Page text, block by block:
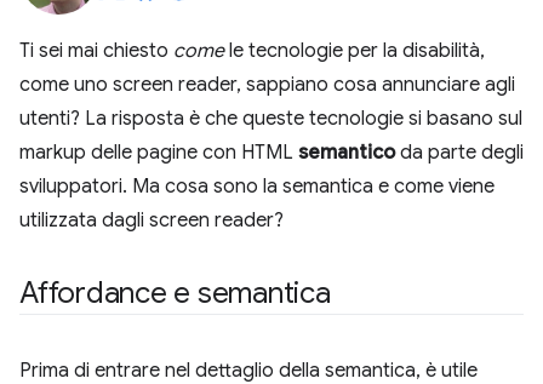
Ti sei mai chiesto comele tecnologie per la disabilità,
come uno screen reader, sappiano cosa annunciare agli
utenti? La risposta è che queste tecnologie si basano sul
markup delle pagine con HTML semanticoda parte degli
sviluppatori. Ma cosa sono la semantica e come viene
utilizzata dagli screen reader?
Affordance e semantica
Prima di entrare nel dettaglio della semantica, è utile